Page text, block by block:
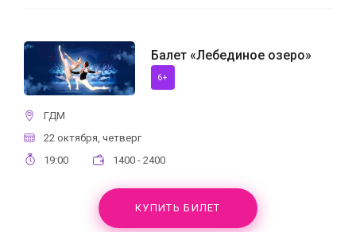
Балет «Лебединое озеро»
6+
ГДМ
22 октября, четверг
19:00
1400 - 2400
КУПИТЬ БИЛЕТ